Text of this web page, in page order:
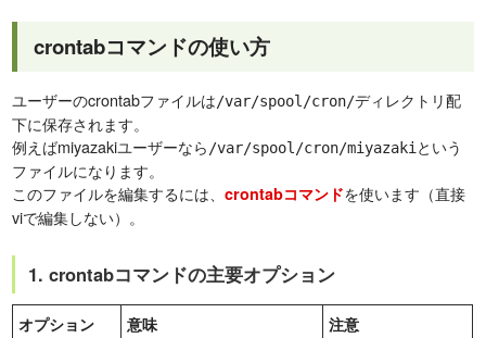
crontabコマンドの使い方
ユーザーのcrontabファイルは/var/spool/cron/ディレクトリ配
下に保存されます。
例えばmiyazakiユーザーなら /var/spool/cron/miyazaki という
ファイルになります。
このファイルを編集するには、crontabコマンドを使います（直接
viで編集しない）。
1. crontabコマンドの主要オプション
オプション 意味 注意